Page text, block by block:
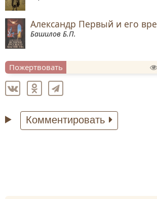
Александр Первый и его
Башилов Б.П.
Пожертвовать
Комментировать